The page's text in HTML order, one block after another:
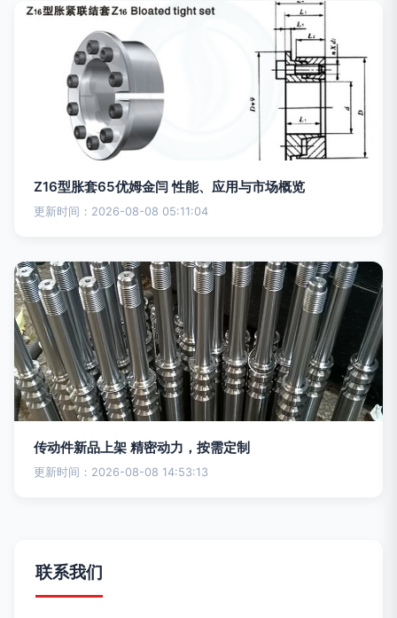
Z16型胀套65优姆金闫 性能、应用与市场概览
更新时间：2026-08-08 05:11:04
传动件新品上架 精密动力，按需定制
更新时间：2026-08-08 14:53:13
联系我们